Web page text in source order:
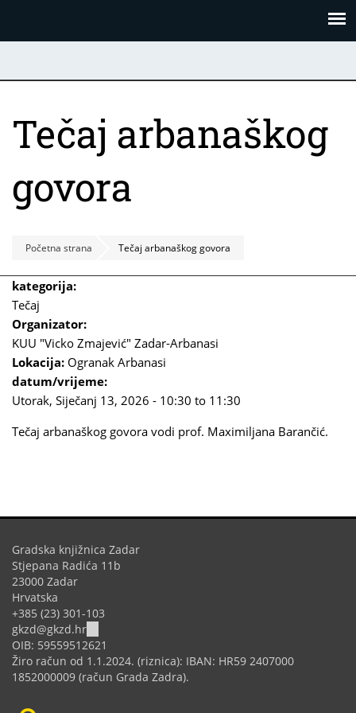
Tečaj arbanaškog
govora
Početna strana Tečaj arbanaškog govora
kategorija:
Tečaj
Organizator:
KUU "Vicko Zmajević" Zadar-Arbanasi
Lokacija: Ogranak Arbanasi
datum/vrijeme:
Utorak, Siječanj 13, 2026 - 10:30 to 11:30
Tečaj arbanaškog govora vodi prof. Maximiljana Barančić.
Gradska knjižnica Zadar
Stjepana Radića 11b
23000 Zadar
Hrvatska
+385 (23) 301-103
gkzd@gkzd.hr
sends
e-
mail)
OIB: 59559512621
Žiro račun od 1.1.2024. (riznica): IBAN: HR59 2407000
1852000009 (račun Grada Zadra).